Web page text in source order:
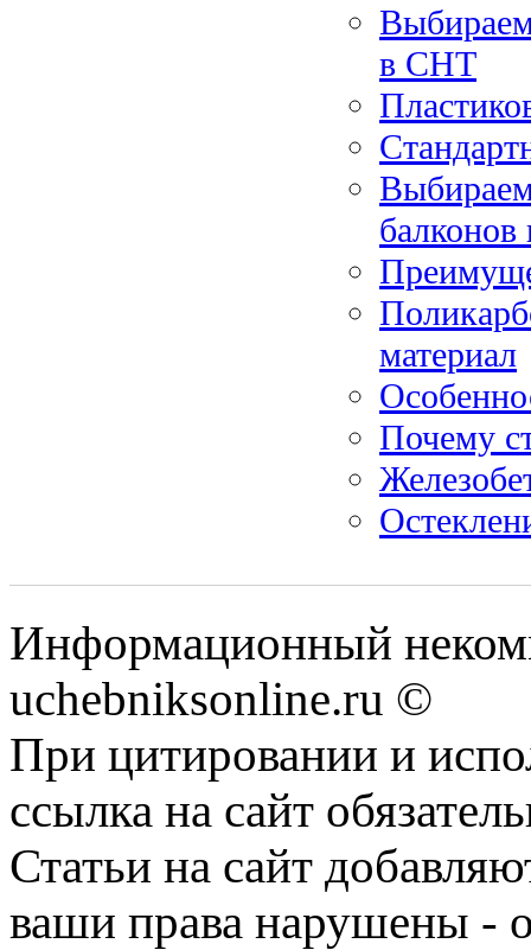
в СНТ
материал
Почему
Информационный
uchebniksonline.ru ©
При цитировании и
ссылка на сайт
Статьи на сайт
ваши права нарушены -